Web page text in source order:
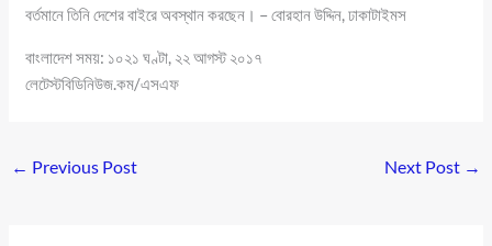
বর্তমানে তিনি দেশের বাইরে অবস্থান করছেন। – বোরহান উদ্দিন, ঢাকাটাইমস
বাংলাদেশ সময়: ১০২১ ঘণ্টা, ২২ আগস্ট ২০১৭
লেটেস্টবিডিনিউজ.কম/এসএফ
← Previous Post Next Post →